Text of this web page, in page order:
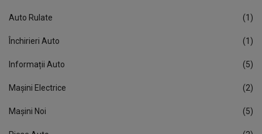
Auto Rulate (1)
Închirieri Auto (1)
Informații Auto (5)
Mașini Electrice (2)
Mașini Noi (5)